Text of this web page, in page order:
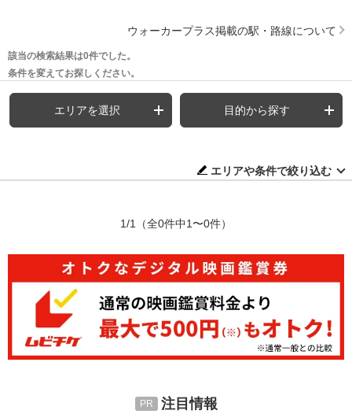
ウォーカープラス掲載の駅・路線について
該当の検索結果は0件でした。
条件を変えてお探しください。
エリアを選択 目的から探す
エリアや条件で絞り込む
1/1 （全0件中1〜0件）
注目情報